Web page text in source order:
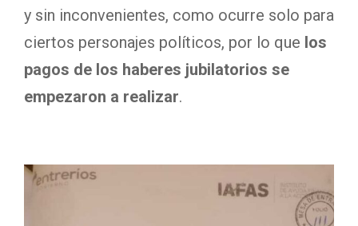
y sin inconvenientes, como ocurre solo para
ciertos personajes políticos, por lo que los
pagos de los haberes jubilatorios se
empezaron a realizar.